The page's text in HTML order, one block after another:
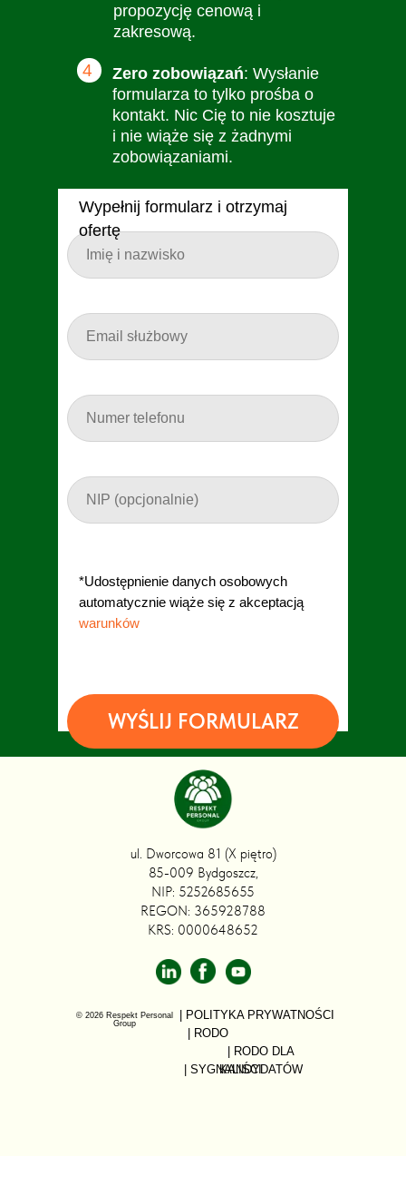
WYŚLIJ FORMULARZ
Wypełnij formularz i otrzymaj
ofertę
propozycję cenową i
zakresową.
*Udostępnienie danych osobowych
automatycznie wiąże się z akceptacją
warunków.
Zero zobowiązań: Wysłanie
formularza to tylko prośba o
kontakt. Nic Cię to nie kosztuje
i nie wiąże się z żadnymi
zobowiązaniami.
4
ul. Dworcowa 81 (X piętro)
85-009 Bydgoszcz,
NIP: 5252685655
REGON: 365928788
KRS: 0000648652
© 2026 Respekt Personal
Group
| RODO
| SYGNALIŚCI
| RODO DLA
KANDYDATÓW
| POLITYKA PRYWATNOŚCI